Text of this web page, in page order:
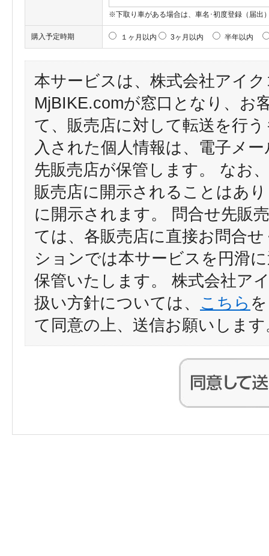
※下取り車がある場合は、車名･初度登録（届出
購入予定時期 １ヶ月以内 3ヶ月以内 半年以内
本サービスは、株式会社アイ
MjBIKE.comが窓口となり、お
て、販売店に対して転送を行
入された個人情報は、電子メ
先販売店が保管します。 なお
販売店に開示されることはあ
に開示されます。 問合せ先販
ては、各販売店に直接お問合
ションでは本サービスを円滑
保管いたします。 株式会社ア
扱い方針については、 こちら
て同意の上、送信お願いします